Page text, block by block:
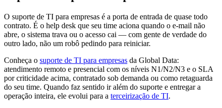
O suporte de TI para empresas é a porta de entrada de quase todo
contrato. É o help desk que seu time aciona quando o e-mail não
abre, o sistema trava ou o acesso cai — com gente de verdade do
outro lado, não um robô pedindo para reiniciar.
Conheça o suporte de TI para empresas da Global Data:
atendimento remoto e presencial com os níveis N1/N2/N3 e o SLA
por criticidade acima, contratado sob demanda ou como retaguarda
do seu time. Quando faz sentido ir além do suporte e entregar a
operação inteira, ele evolui para a terceirização de TI.